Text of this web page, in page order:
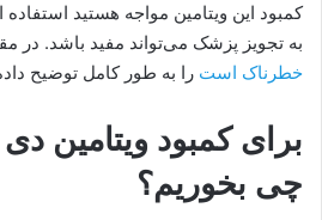
به تجویز پزشک می‌تواند مفید باشد. در
خطرناک است را به طور کامل توضیح
برای کمبود ویتامین
چی بخوریم؟